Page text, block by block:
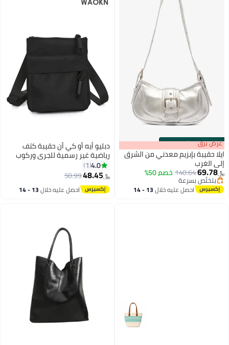
00m:00s
·باقي 100%
2
عرض برق
ايلا حقيبة بإبزيم معدني من الشرق
إلى الغرب
﷼‏69.78
140.64خصم 50%
بتخلّص بسرعة
بتخلّص بسرعةاحصل عليه خلال 13 - 14
دبليو أيه أو كي أن حقيبة كتف
رياضية غير رسمية للجري وركوب
الدراجات، مناسبة للرجال والنساء،
مصنوعة من النايلون، تحتوي على
جيب للهاتف المحمول، حقيبة أنيقة
وعملية للأنشطة الخارجية والرياضية،
4.0
1
﷼‏48.45
50.99
احصل عليه خلال 13 - 14